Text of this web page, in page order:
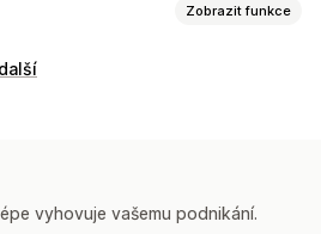
Zobrazit funkce
vyhovuje vašemu podnikání.